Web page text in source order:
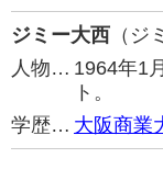
ジミー大西 （ジ
人物… 1964年1
ト。
学歴… 大阪商業